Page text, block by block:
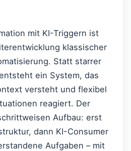
mit KI-Triggern ist
klassischer
Statt starrer
ein System, das
versteht und flexibel
reagiert. Der
Aufbau: erst
dann KI-Consumer
Aufgaben – mit